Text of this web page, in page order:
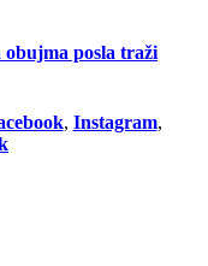
posla traži
, Instagram,